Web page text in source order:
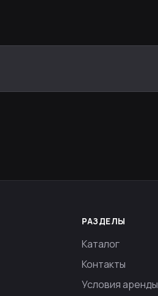
РАЗДЕЛЫ
Каталог
Контакты
Условия аренды